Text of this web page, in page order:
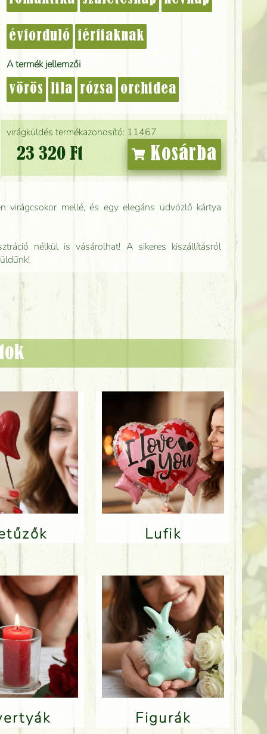
virágküldés termékazonosító: 11467
23 320 Ft Kosárba
évforduló férfiaknak
A termék jellemzői
vörös lila rózsa orchidea
virágcsokor mellé, és egy elegáns üdvözlő kártya
nélkül is vásárolhat! A sikeres kiszállításról
Lufik
Figurák